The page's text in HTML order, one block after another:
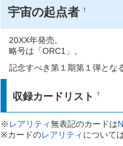
宇宙の起点者†
20XX年発売。
略号は「ORC1」。
記念すべき第１期第１弾とな
収録カードリスト†
※ レアリティ無表記のカードは
※カードのレアリティ について